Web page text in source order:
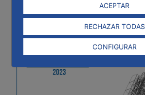
ACEPTAR
RECHAZAR TODAS
CONFIGURAR